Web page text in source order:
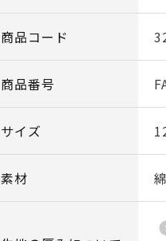
商品コード
商品番号
サイズ
素材